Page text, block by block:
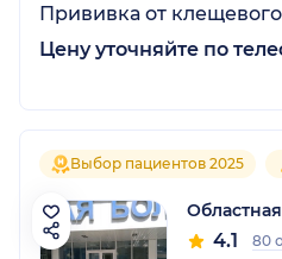
Прививка от
Цену уточняйте по
Выбор пациентов 2025
4.1 80